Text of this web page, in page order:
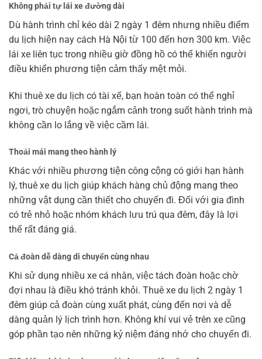
Không phải tự lái xe đường dài
Dù hành trình chỉ kéo dài 2 ngày 1 đêm nhưng nhiều điểm
du lịch hiện nay cách Hà Nội từ 100 đến hơn 300 km. Việc
lái xe liên tục trong nhiều giờ đồng hồ có thể khiến người
điều khiển phương tiện cảm thấy mệt mỏi.
Khi thuê xe du lịch có tài xế, bạn hoàn toàn có thể nghỉ
ngơi, trò chuyện hoặc ngắm cảnh trong suốt hành trình mà
không cần lo lắng về việc cầm lái.
Thoải mái mang theo hành lý
Khác với nhiều phương tiện công cộng có giới hạn hành
lý, thuê xe du lịch giúp khách hàng chủ động mang theo
những vật dụng cần thiết cho chuyến đi. Đối với gia đình
có trẻ nhỏ hoặc nhóm khách lưu trú qua đêm, đây là lợi
thế rất đáng giá.
Cả đoàn dễ dàng di chuyển cùng nhau
Khi sử dụng nhiều xe cá nhân, việc tách đoàn hoặc chờ
đợi nhau là điều khó tránh khỏi. Thuê xe du lịch 2 ngày 1
đêm giúp cả đoàn cùng xuất phát, cùng đến nơi và dễ
dàng quản lý lịch trình hơn. Không khí vui vẻ trên xe cũng
góp phần tạo nên những kỷ niệm đáng nhớ cho chuyến đi.